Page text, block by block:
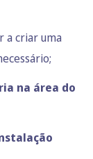
a criar uma
na área do